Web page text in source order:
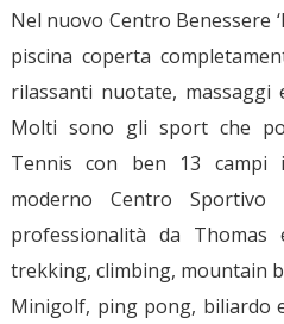
Nel nuovo Centro Benessere
piscina coperta
rilassanti nuotate,
Molti sono gli sport che
Tennis con ben 13
moderno Centro Sportivo
professionalità da
trekking, climbing, mountain
Minigolf, ping pong, biliardo